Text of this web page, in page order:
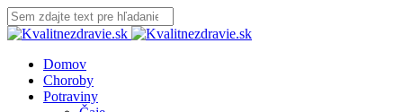
Domov
Choroby
Potraviny